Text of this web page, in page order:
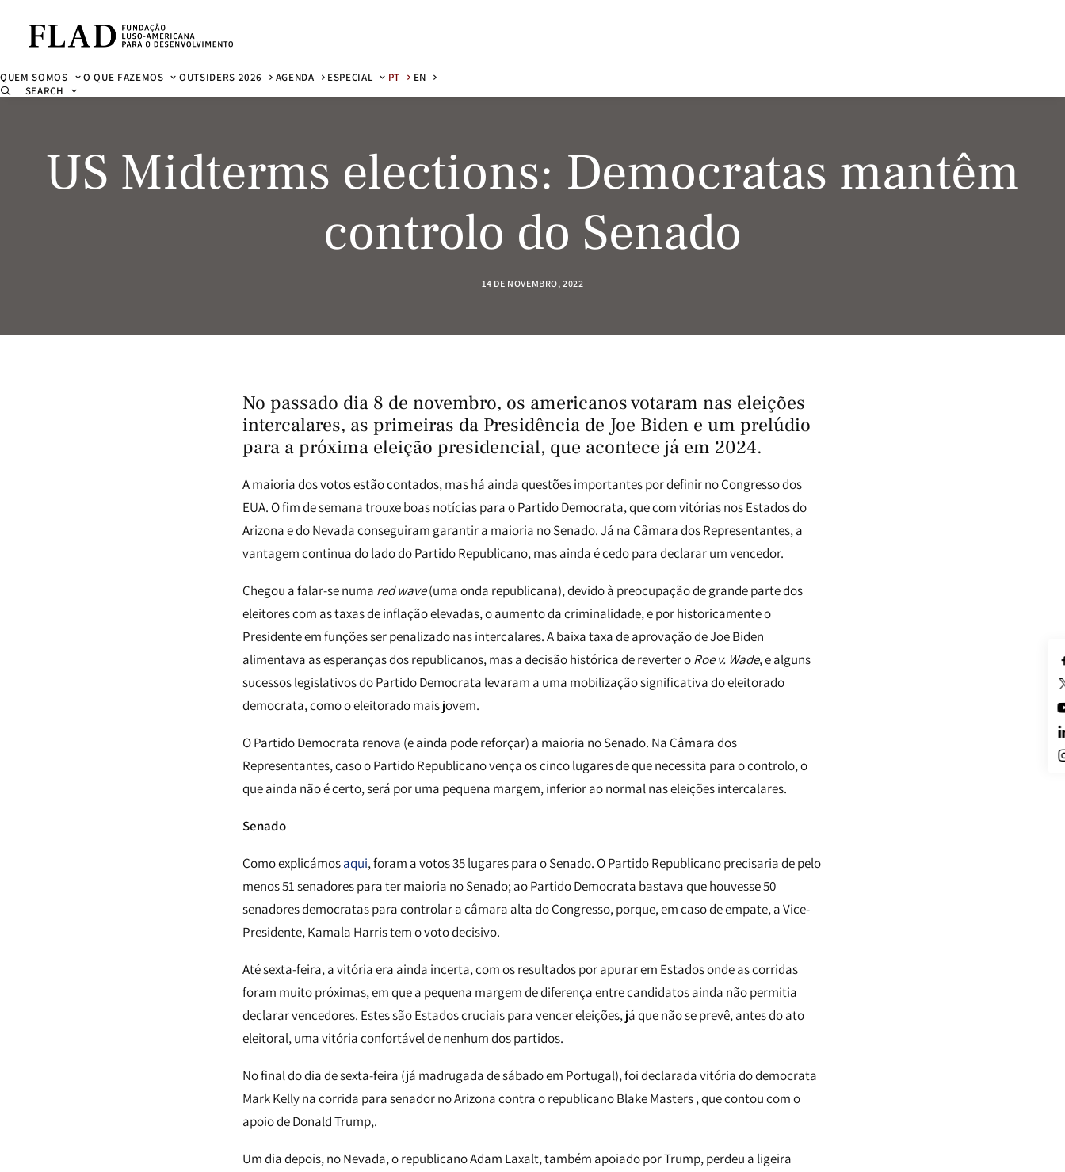
QUEM SOMOS O QUE FAZEMOS OUTSIDERS 2026 AGENDA ESPECIAL PT
EN
SEARCH
US Midterms elections: Democratas mantêm
controlo do Senado
14 DE NOVEMBRO, 2022
No passado dia 8 de novembro, os americanos votaram nas eleições
intercalares, as primeiras da Presidência de Joe Biden e um prelúdio
para a próxima eleição presidencial, que acontece já em 2024.
A maioria dos votos estão contados, mas há ainda questões importantes por definir no Congresso dos
EUA. O fim de semana trouxe boas notícias para o Partido Democrata, que com vitórias nos Estados do
Arizona e do Nevada conseguiram garantir a maioria no Senado. Já na Câmara dos Representantes, a
vantagem continua do lado do Partido Republicano, mas ainda é cedo para declarar um vencedor.
Chegou a falar-se numa red wave(uma onda republicana), devido à preocupação de grande parte dos
eleitores com as taxas de inflação elevadas, o aumento da criminalidade, e por historicamente o
Presidente em funções ser penalizado nas intercalares. A baixa taxa de aprovação de Joe Biden
alimentava as esperanças dos republicanos, mas a decisão histórica de reverter oRoe v. Wade, e alguns
sucessos legislativos do Partido Democrata levaram a uma mobilização significativa do eleitorado
democrata, como o eleitorado mais jovem.
O Partido Democrata renova (e ainda pode reforçar) a maioria no Senado. Na Câmara dos
Representantes, caso o Partido Republicano vença os cinco lugares de que necessita para o controlo, o
que ainda não é certo, será por uma pequena margem, inferior ao normal nas eleições intercalares.
Senado
Como explicámosaqui, foram a votos 35 lugares para o Senado. O Partido Republicano precisaria de pelo
menos 51 senadores para ter maioria no Senado; ao Partido Democrata bastava que houvesse 50
senadores democratas para controlar a câmara alta do Congresso, porque, em caso de empate, a Vice-
Presidente, Kamala Harris tem o voto decisivo.
Até sexta-feira, a vitória era ainda incerta, com os resultados por apurar em Estados onde as corridas
foram muito próximas, em que a pequena margem de diferença entre candidatos ainda não permitia
declarar vencedores. Estes são Estados cruciais para vencer eleições, já que não se prevê, antes do ato
eleitoral, uma vitória confortável de nenhum dos partidos.
No final do dia de sexta-feira (já madrugada de sábado em Portugal), foi declarada vitória do democrata
Mark Kelly na corrida para senador no Arizona contra o republicano Blake Masters , que contou com o
apoio de Donald Trump,.
Um dia depois, no Nevada, o republicano Adam Laxalt, também apoiado por Trump, perdeu a ligeira